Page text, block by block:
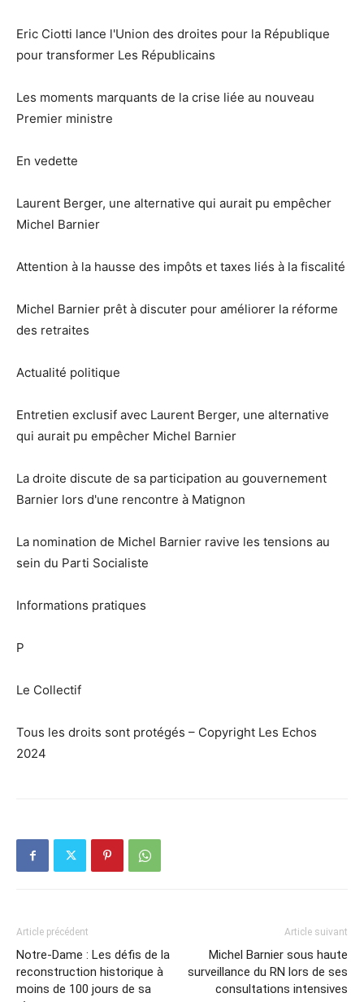
Eric Ciotti lance l'Union des droites pour la République
pour transformer Les Républicains
Les moments marquants de la crise liée au nouveau
Premier ministre
En vedette
Laurent Berger, une alternative qui aurait pu empêcher
Michel Barnier
Attention à la hausse des impôts et taxes liés à la fiscalité
Michel Barnier prêt à discuter pour améliorer la réforme
des retraites
Actualité politique
Entretien exclusif avec Laurent Berger, une alternative
qui aurait pu empêcher Michel Barnier
La droite discute de sa participation au gouvernement
Barnier lors d'une rencontre à Matignon
La nomination de Michel Barnier ravive les tensions au
sein du Parti Socialiste
Informations pratiques
P
Le Collectif
Tous les droits sont protégés – Copyright Les Echos
2024
Article précédent
Notre-Dame : Les défis de la
reconstruction historique à
moins de 100 jours de sa
Article suivant
Michel Barnier sous haute
surveillance du RN lors de ses
consultations intensives